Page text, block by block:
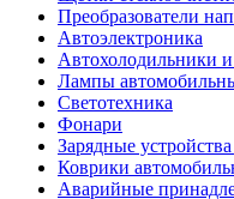
Преобразователи
Автоэлектроника
Автохолодильники
Лампы
Светотехника
Фонари
Зарядные
Коврики
Аварийные